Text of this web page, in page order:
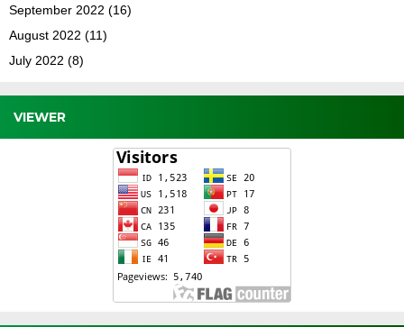
September 2022 (16)
August 2022 (11)
July 2022 (8)
VIEWER